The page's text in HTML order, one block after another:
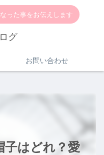
った事をお伝えします
グ
お問い合わせ
子はどれ？愛